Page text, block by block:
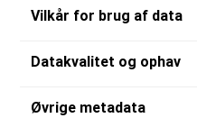
Vilkår for brug af data
Datakvalitet og ophav
Øvrige metadata